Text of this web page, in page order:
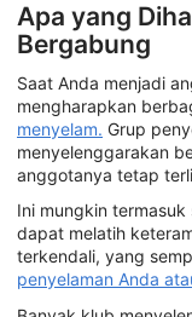
Apa yang
Bergabung
Saat Anda menjadi
mengharapkan
menyelam. Grup
menyelenggarakan
anggotanya tetap
Ini mungkin
dapat melatih
terkendali, yang
penyelaman Anda